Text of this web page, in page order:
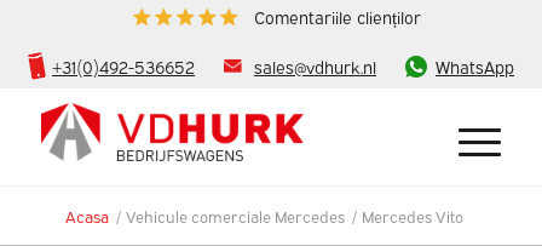
Comentariile clienților
+31(0)492-536652 sales@vdhurk.nl WhatsApp
Acasa / Vehicule comerciale Mercedes / Mercedes Vito